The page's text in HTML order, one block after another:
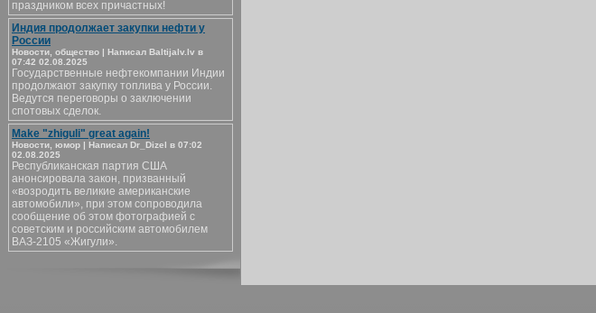
праздником всех причастных!
Индия продолжает закупки нефти у
России
Новости, общество | Написал Baltijalv.lv в
07:42 02.08.2025
Государственные нефтекомпании Индии
продолжают закупку топлива у России.
Ведутся переговоры о заключении
спотовых сделок.
Make "zhiguli" great again!
Новости, юмор | Написал Dr_Dizel в 07:02
02.08.2025
Республиканская партия США
анонсировала закон, призванный
«возродить великие американские
автомобили», при этом сопроводила
сообщение об этом фотографией с
советским и российским автомобилем
ВАЗ-2105 «Жигули».